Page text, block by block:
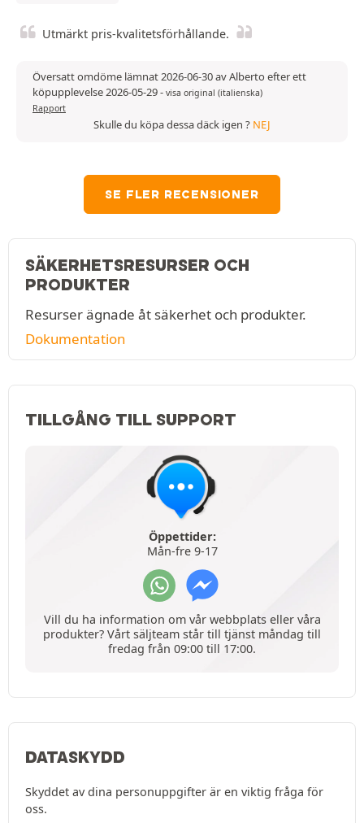
Utmärkt pris-kvalitetsförhållande.
Översatt omdöme lämnat 2026-06-30 av Alberto efter ett
köpupplevelse 2026-05-29- visa original (italienska)
Rapport
Skulle du köpa dessa däck igen ? NEJ
SE FLER RECENSIONER
SÄKERHETSRESURSER OCH
PRODUKTER
Resurser ägnade åt säkerhet och produkter.
Dokumentation
TILLGÅNG TILL SUPPORT
Öppettider:
Mån-fre 9-17
Vill du ha information om vår webbplats eller våra
produkter? Vårt säljteam står till tjänst måndag till
fredag från 09:00 till 17:00.
DATASKYDD
Skyddet av dina personuppgifter är en viktig fråga för
oss.